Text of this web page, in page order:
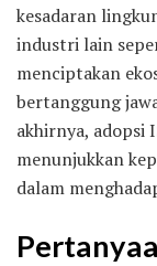
kesadaran
industri lain
menciptakan
bertanggung
akhirnya, adopsi
menunjukkan
dalam